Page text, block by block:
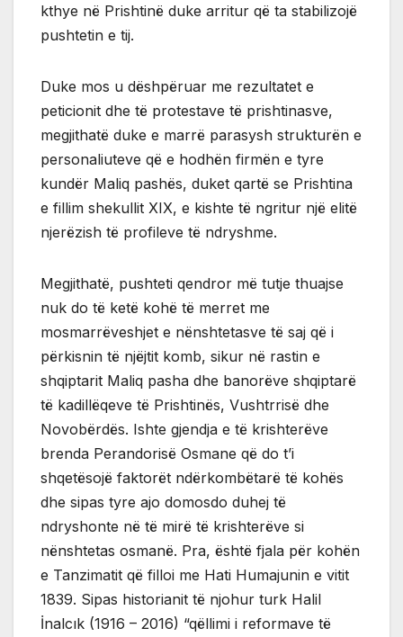
kthye në Prishtinë duke arritur që ta stabilizojë
pushtetin e tij.
Duke mos u dëshpëruar me rezultatet e
peticionit dhe të protestave të prishtinasve,
megjithatë duke e marrë parasysh strukturën e
personaliuteve që e hodhën firmën e tyre
kundër Maliq pashës, duket qartë se Prishtina
e fillim shekullit XIX, e kishte të ngritur një elitë
njerëzish të profileve të ndryshme.
Megjithatë, pushteti qendror më tutje thuajse
nuk do të ketë kohë të merret me
mosmarrëveshjet e nënshtetasve të saj që i
përkisnin të njëjtit komb, sikur në rastin e
shqiptarit Maliq pasha dhe banorëve shqiptarë
të kadillëqeve të Prishtinës, Vushtrrisë dhe
Novobërdës. Ishte gjendja e të krishterëve
brenda Perandorisë Osmane që do t’i
shqetësojë faktorët ndërkombëtarë të kohës
dhe sipas tyre ajo domosdo duhej të
ndryshonte në të mirë të krishterëve si
nënshtetas osmanë. Pra, është fjala për kohën
e Tanzimatit që filloi me Hati Humajunin e vitit
1839. Sipas historianit të njohur turk Halil
İnalcık (1916 – 2016) “qëllimi i reformave të